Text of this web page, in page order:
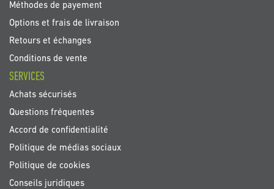
Méthodes de payement
Options et frais de livraison
Retours et échanges
Conditions de vente
SERVICES
Achats sécurisés
Questions fréquentes
Accord de confidentialité
Politique de médias sociaux
Politique de cookies
Conseils juridiques